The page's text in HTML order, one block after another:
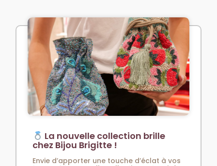
La nouvelle collection brille
chez Bijou Brigitte !
Envie d’apporter une touche d’éclat à vos